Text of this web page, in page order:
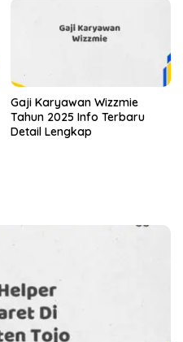
Gaji Karyawan Wizzmie
Tahun 2025 Info Terbaru
Detail Lengkap